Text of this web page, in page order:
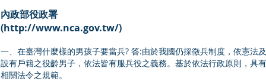
內政部役政署
(http://www.nca.gov.tw/)
一、在臺灣什麼樣的男孩子要當兵? 答:由於我國仍採徵兵制度，依憲法
設有戶籍之役齡男子，依法皆有服兵役之義務。基於依法行政原則，具
相關法令之規範。